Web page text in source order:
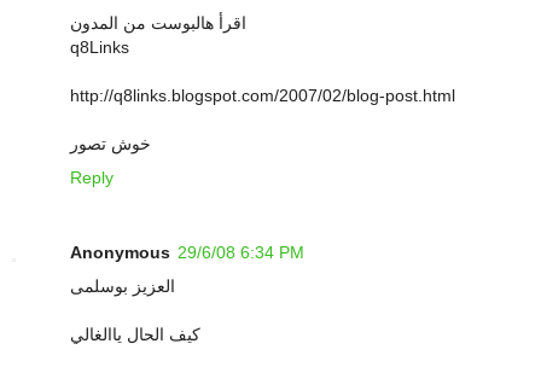
اقرأ هالبوست من المدون
q8Links
http://q8links.blogspot.com/2007/02/blog-post.html
خوش تصور
Reply
Anonymous 29/6/08 6:34 PM
العزيز بوسلمى
كيف الحال ياالغالي